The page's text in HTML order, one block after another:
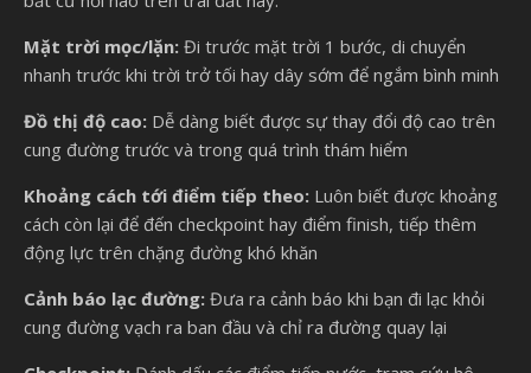
Mặt trời mọc/lặn: Đi trước mặt trời 1 bước, di chuyển
nhanh trước khi trời trở tối hay dây sớm để ngắm bình minh
Đồ thị độ cao: Dễ dàng biết được sự thay đổi độ cao trên
cung đường trước và trong quá trình thám hiểm
Khoảng cách tới điểm tiếp theo: Luôn biết được khoảng
cách còn lại để đến checkpoint hay điểm finish, tiếp thêm
động lực trên chặng đường khó khăn
Cảnh báo lạc đường: Đưa ra cảnh báo khi bạn đi lạc khỏi
cung đường vạch ra ban đầu và chỉ ra đường quay lại